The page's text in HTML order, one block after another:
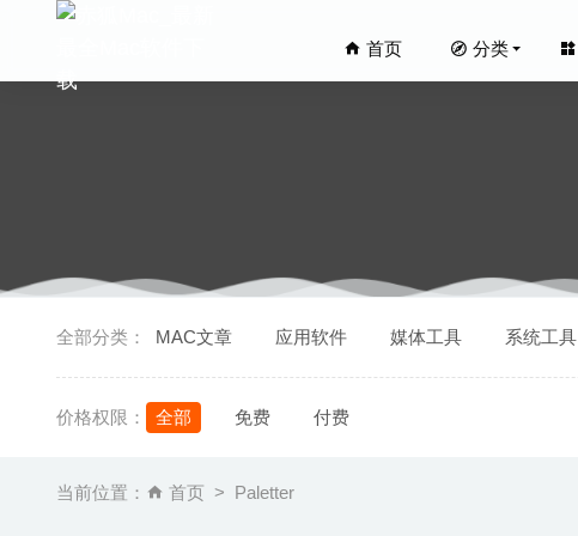
首页 分类
全部分类： MAC文章 应用软件 媒体工具 系统工具
价格权限： 全部 免费 付费
当前位置： 首页 Paletter